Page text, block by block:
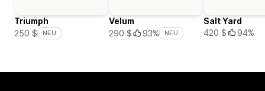
Triumph
250 $
NEU
Velum
290 $
93% NEU
Salt Yard
420 $
94%